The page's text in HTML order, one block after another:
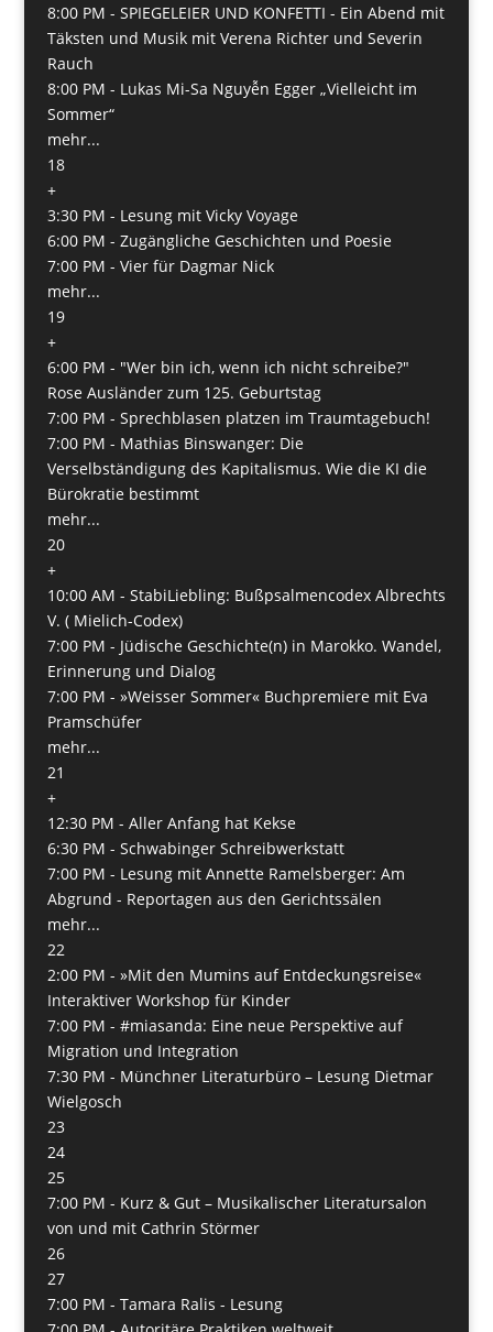
8:00 PM - SPIEGELEIER UND KONFETTI - Ein Abend mit
Täksten und Musik mit Verena Richter und Severin
Rauch
8:00 PM - Lukas Mi-Sa Nguyễn Egger „Vielleicht im
Sommer“
mehr...
18
+
3:30 PM - Lesung mit Vicky Voyage
6:00 PM - Zugängliche Geschichten und Poesie
7:00 PM - Vier für Dagmar Nick
mehr...
19
+
6:00 PM - "Wer bin ich, wenn ich nicht schreibe?"
Rose Ausländer zum 125. Geburtstag
7:00 PM - Sprechblasen platzen im Traumtagebuch!
7:00 PM - Mathias Binswanger: Die
Verselbständigung des Kapitalismus. Wie die KI die
Bürokratie bestimmt
mehr...
20
+
10:00 AM - StabiLiebling: Bußpsalmencodex Albrechts
V. ( Mielich-Codex)
7:00 PM - Jüdische Geschichte(n) in Marokko. Wandel,
Erinnerung und Dialog
7:00 PM - »Weisser Sommer« Buchpremiere mit Eva
Pramschüfer
mehr...
21
+
12:30 PM - Aller Anfang hat Kekse
6:30 PM - Schwabinger Schreibwerkstatt
7:00 PM - Lesung mit Annette Ramelsberger: Am
Abgrund - Reportagen aus den Gerichtssälen
mehr...
22
2:00 PM - »Mit den Mumins auf Entdeckungsreise«
Interaktiver Workshop für Kinder
7:00 PM - #miasanda: Eine neue Perspektive auf
Migration und Integration
7:30 PM - Münchner Literaturbüro – Lesung Dietmar
Wielgosch
23
24
25
7:00 PM - Kurz & Gut – Musikalischer Literatursalon
von und mit Cathrin Störmer
26
27
7:00 PM - Tamara Ralis - Lesung